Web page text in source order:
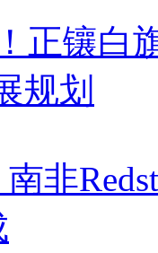
正镶白
规划
非